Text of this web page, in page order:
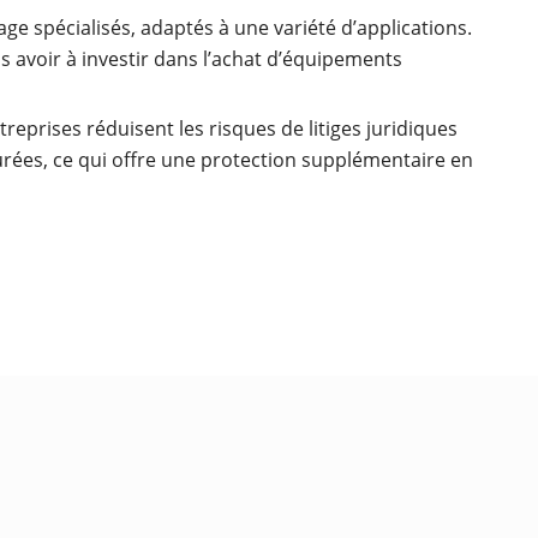
spécialisés, adaptés à une variété d’applications.
à investir dans l’achat d’équipements
réduisent les risques de litiges juridiques
ce qui offre une protection supplémentaire en